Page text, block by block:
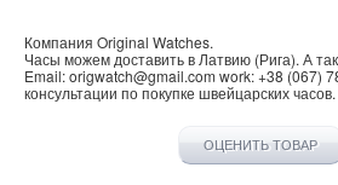
Компания Original Watches.
Часы можем доставить в Латвию (Рига). А
Email:origwatch@gmail.com work:+38 (067)
консультации по покупке швейцарских часов.
ОЦЕНИТЬ ТОВАР